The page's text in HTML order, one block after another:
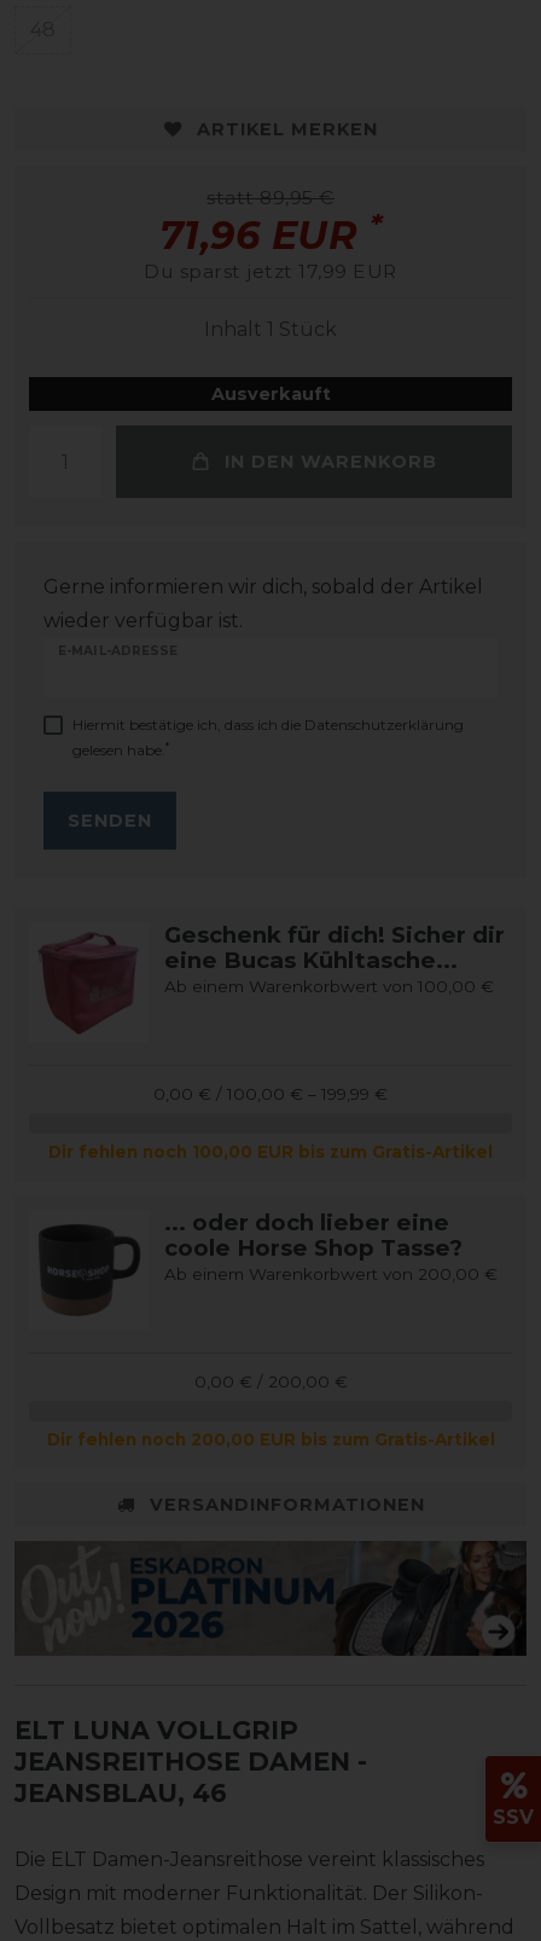
ARTIKEL MERKEN
statt 89,95 €
71,96 EUR *
Du sparst jetzt 17,99 EUR
Inhalt 1 Stück
Ausverkauft
IN DEN WARENKORB
Gerne informieren wir dich, sobald der Artikel
wieder verfügbar ist.
E-MAIL-ADRESSE
Hiermit bestätige ich, dass ich die Daten­schutz­erklärung
gelesen habe. *
SENDEN
Geschenk für dich! Sicher dir
eine Bucas Kühltasche...
Ab einem Warenkorbwert von 100,00 €
0,00 € / 100,00 € – 199,99 €
Dir fehlen noch 100,00 EUR bis zum Gratis-Artikel
... oder doch lieber eine
coole Horse Shop Tasse?
Ab einem Warenkorbwert von 200,00 €
0,00 € / 200,00 €
Dir fehlen noch 200,00 EUR bis zum Gratis-Artikel
VERSANDINFORMATIONEN
ELT LUNA VOLLGRIP
JEANSREITHOSE DAMEN -
JEANSBLAU, 46
Die ELT Damen-Jeansreithose vereint klassisches
Design mit moderner Funktionalität. Der Silikon-
Vollbesatz bietet optimalen Halt im Sattel, während
SSV